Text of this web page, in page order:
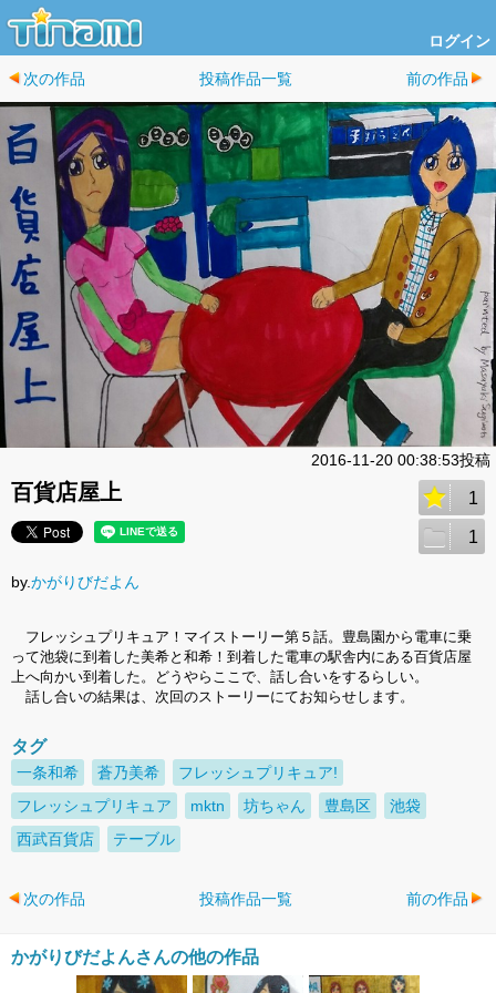
ログイン
次の作品 投稿作品一覧 前の作品
2016-11-20 00:38:53投稿
百貨店屋上 1
1
by.かがりびだよん
フレッシュプリキュア！マイストーリー第５話。豊島園から電車に乗
って池袋に到着した美希と和希！到着した電車の駅舎内にある百貨店屋
上へ向かい到着した。どうやらここで、話し合いをするらしい。
話し合いの結果は、次回のストーリーにてお知らせします。
タグ
一条和希 蒼乃美希
フレッシュプリキュア!
フレッシュプリキュア
mktn 坊ちゃん 豊島区
池袋
西武百貨店
テーブル
次の作品 投稿作品一覧 前の作品
かがりびだよんさんの他の作品